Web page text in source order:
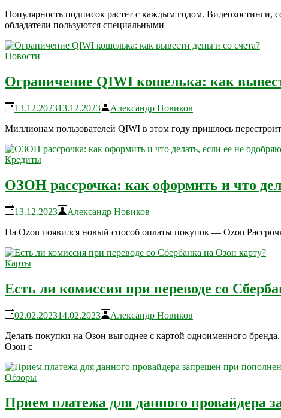
Популярность подписок растет с каждым годом.
обладатели пользуются специальными
Новости
Ограничение QIWI кошелька: как
13.12.202313.12.2023
Александр Новиков
Миллионам пользователей QIWI в этом году пришлось
Кредиты
ОЗОН рассрочка: как оформить и что
13.12.2023
Александр Новиков
На Ozon появился новый способ оплаты покупок — Ozon
Карты
Есть ли комиссия при переводе со
02.02.202314.02.2023
Александр Новиков
Делать покупки на Озон выгоднее с картой одноименного
Озон с
Обзоры
Прием платежа для данного